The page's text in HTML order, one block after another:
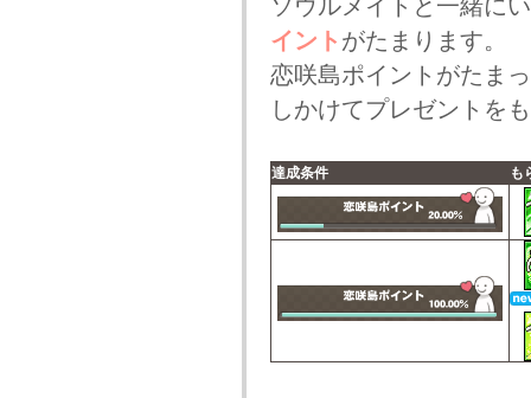
ソウルメイトと一緒に
イント がたまります。
恋咲島ポイントがたま
しかけてプレゼントを
達成条件 も